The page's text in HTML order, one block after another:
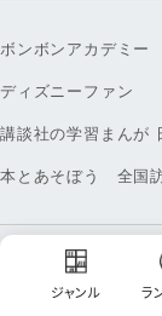
ジャンル ラ
ボンボンアカデミー
ディズニーファン
講談社の学習まんが
本とあそぼう 全国
広告